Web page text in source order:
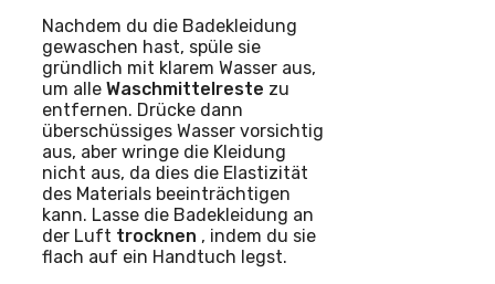
Nachdem du die Badekleidung
gewaschen hast, spüle sie
gründlich mit klarem Wasser aus,
um alle Waschmittelreste zu
entfernen. Drücke dann
überschüssiges Wasser vorsichtig
aus, aber wringe die Kleidung
nicht aus, da dies die Elastizität
des Materials beeinträchtigen
kann. Lasse die Badekleidung an
der Luft trocknen , indem du sie
flach auf ein Handtuch legst.